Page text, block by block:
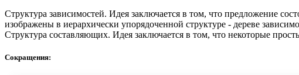
Структура зависимостей. Идея заключается в том, что предложение
изображены в иерархически упорядоченной структуре - дереве
Структура составляющих. Идея заключается в том, что некоторые
Сокращения: